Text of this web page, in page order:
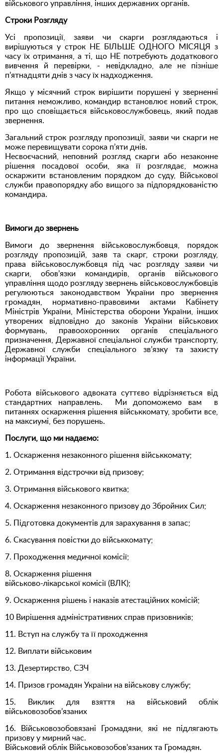
військового управління, інших державних органів.
Строки Розгляду
Усі пропозиції, заяви чи скарги розглядаються і
вирішуються у строк НЕ БІЛЬШЕ ОДНОГО МІСЯЦЯ з
часу їх отримання, а ті, що НЕ потребують додаткового
вивчення й перевірки, - невідкладно, але не пізніше
п’ятнадцяти днів з часу їх надходження.
Якщо у місячний строк вирішити порушені у зверненні
питання неможливо, командир встановлює новий строк,
про що сповіщається військовослужбовець, який подав
звернення.
Загальний строк розгляду пропозиції, заяви чи скарги не
може перевищувати сорока п’яти днів.
Несвоєчасний, неповний розгляд скарги або незаконне
рішення посадової особи, яка її розглядає, можна
оскаржити встановленим порядком до суду, Військової
служби правопорядку або вищого за підпорядкованістю
командира.
Вимоги до звернень
Вимоги до звернення військовослужбовця, порядок
розгляду пропозицій, заяв та скарг, строки розгляду,
права військовослужбовця під час розгляду заяви чи
скарги, обов’язки командирів, органів військового
управління щодо розгляду звернень військовослужбовців
регулюються законодавством України про звернення
громадян, нормативно-правовими актами Кабінету
Міністрів України, Міністерства оборони України, інших
утворених відповідно до законів України військових
формувань, правоохоронних органів спеціального
призначення, Державної спеціальної служби транспорту,
Державної служби спеціального зв’язку та захисту
інформації України.
Робота військового адвоката суттєво відрізняється від
стандартних направлень. Ми допоможемо вам в
питаннях оскарження рішення військкомату, зробити все,
на максиумі, без порушень.
Послуги, що ми надаємо:
1. Оскарження незаконного рішення військкомату;
2. Отримання відстрочки від призову;
3. Отримання військового квитка;
4. Оскарження незаконного призову до Збройних Сил;
5. Підготовка документів для зарахування в запас;
6. Скасування повістки до військкомату;
7. Проходження медичної комісії;
8. Оскарження рішення
військово-лікарської комісії (ВЛК);
9. Оскарження рішень і наказів атестаційних комісій;
10 Вирішення адміністративних справ призовників;
11. Вступ на службу та її проходження
12. Виплати військовим
13. Дезертирство, СЗЧ
14. Призов громадян України на військову службу;
15. Виклик для взяття на військовий облік
військовозобов’язаних
16. Військовозобовязані Громадяни, які не підлягають
призову у мирний час.
Військовий облік Військовозобов’язаних та Громадян.